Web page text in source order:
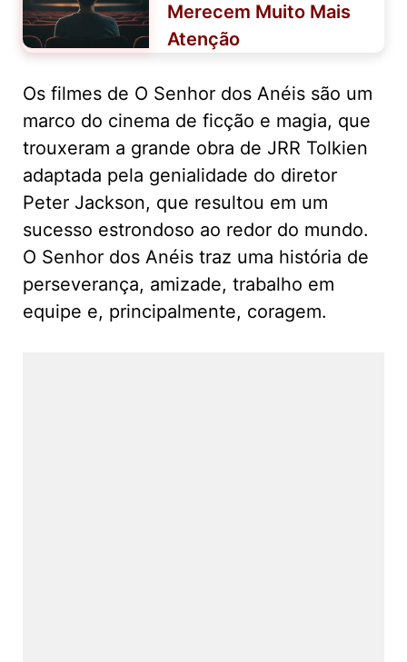
Merecem Muito Mais
Atenção
Os filmes de O Senhor dos Anéis são um
marco do cinema de ficção e magia, que
trouxeram a grande obra de JRR Tolkien
adaptada pela genialidade do diretor
Peter Jackson, que resultou em um
sucesso estrondoso ao redor do mundo.
O Senhor dos Anéis traz uma história de
perseverança, amizade, trabalho em
equipe e, principalmente, coragem.